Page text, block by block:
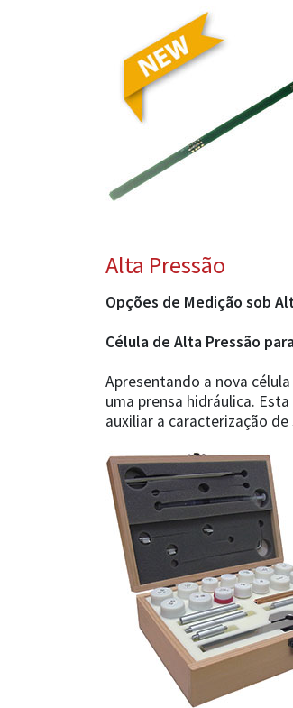
Alta Pressão
Opções de Medição sob
Célula de Alta Pressão
Apresentando a nova
uma prensa hidráulica.
auxiliar a caracterização